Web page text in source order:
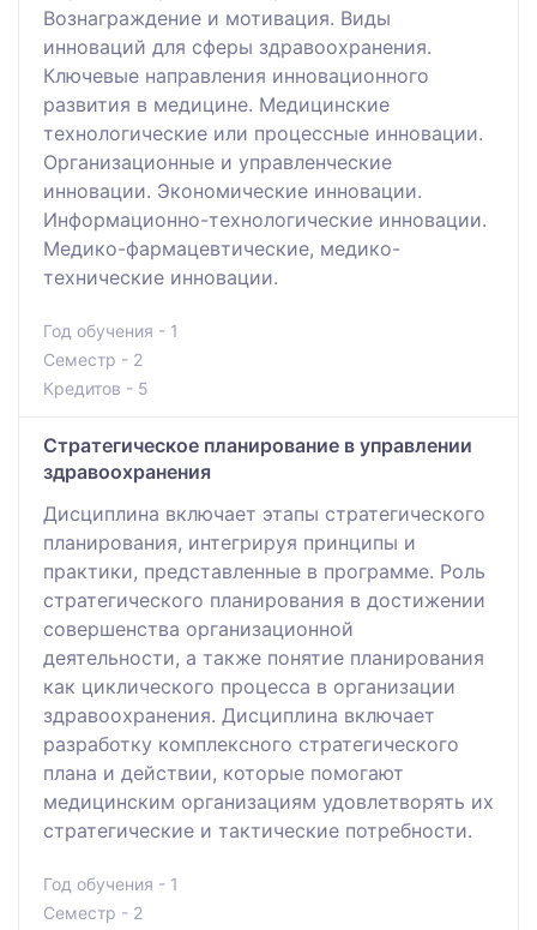
Вознаграждение и мотивация. Виды
инноваций для сферы здравоохранения.
Ключевые направления инновационного
развития в медицине. Медицинские
технологические или процессные инновации.
Организационные и управленческие
инновации. Экономические инновации.
Информационно-технологические инновации.
Медико-фармацевтические, медико-
технические инновации.
Год обучения - 1
Семестр - 2
Кредитов - 5
Стратегическое планирование в управлении
здравоохранения
Дисциплина включает этапы стратегического
планирования, интегрируя принципы и
практики, представленные в программе. Роль
стратегического планирования в достижении
совершенства организационной
деятельности, а также понятие планирования
как циклического процесса в организации
здравоохранения. Дисциплина включает
разработку комплексного стратегического
плана и действии, которые помогают
медицинским организациям удовлетворять их
стратегические и тактические потребности.
Год обучения - 1
Семестр - 2